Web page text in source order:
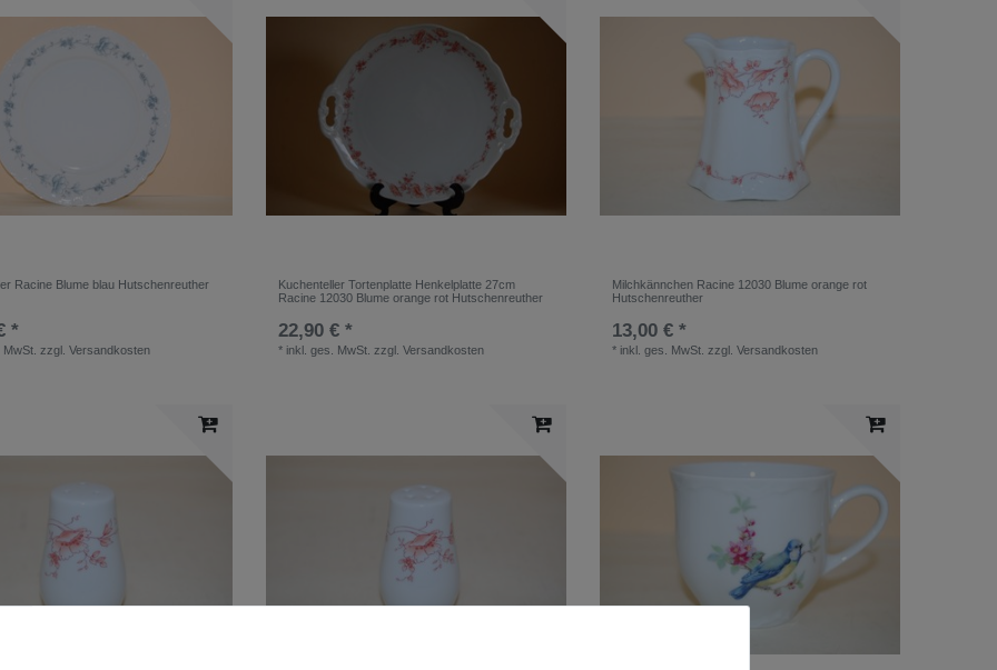
Racine Blume blau Hutschenreuther
*
zzgl.Versandkosten
Kuchenteller Tortenplatte Henkelplatte 27cm
Racine 12030 Blume orange rot Hutschenreuther
22,90 € *
* inkl. ges. MwSt. zzgl.Versandkosten
Milchkännchen Racine 12030 Blume orange rot
Hutschenreuther
13,00 € *
* inkl. ges. MwSt. zzgl.Versandkosten